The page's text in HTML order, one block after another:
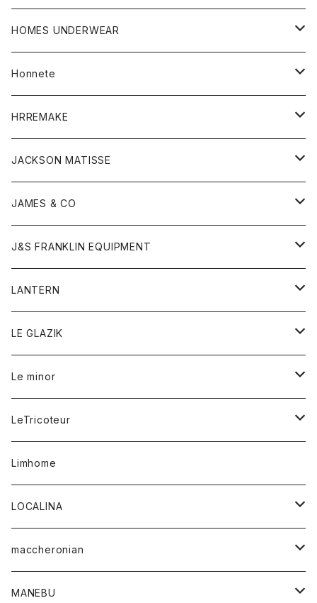
カーディガン
グッズ
帽子
アウター
カーディガン
コート
フリース
アクセサリー
ウォレット
ストール
マフラー
リング
キッズ
Tシャツ
グッズ
アンダーウェア
靴
バンダナ
トップス
カーディガン
ジャケット
タンクトップ
Tシャツ
ボトム
オーバーオール
ショートパンツ
レディース
アウター
カーディガン
セーター
HOMES UNDERWEAR
アウター
カーディガン
コート
キッズ
Tシャツ
ロンパース
グッズ
靴
ストール
トップス
カットソー
シャツ
ボトム
オーバーオール
ショートパンツ
レディース
オーバーオール
シャツ
ワンピース
ワンピース
Honnete
ブラウス
ワンピース
HRREMAKE
バック
キッズ
トレーナー
トップス
Gジャケット
スウェット
帽子
JACKSON MATISSE
Tシャツ
帽子
JAMES & CO
ボトム
J&S FRANKLIN EQUIPMENT
アウター
LANTERN
アウター
Tシャツ
LE GLAZIK
レディース
コート
シャツ
Le minor
ボトム
スカート
パンツ
レディース
アウター
カットソー
トップス
シャツ
LeTricoteur
カーディガン
Limhome
LOCALINA
ロングスリーブテーシャツ
maccheronian
靴
MANEBU